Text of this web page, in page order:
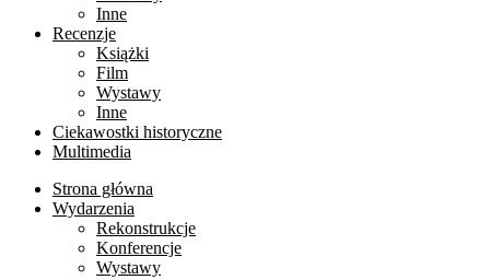
Inne
Recenzje
Książki
Film
Wystawy
Inne
Ciekawostki historyczne
Multimedia
Strona główna
Wydarzenia
Rekonstrukcje
Konferencje
Wystawy